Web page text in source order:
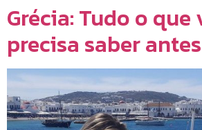
Grécia: Tudo o que
precisa saber